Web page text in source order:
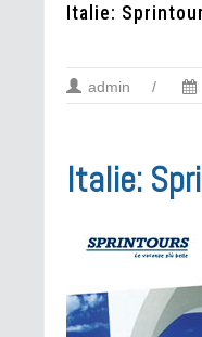
Italie:
admin /
Italie: